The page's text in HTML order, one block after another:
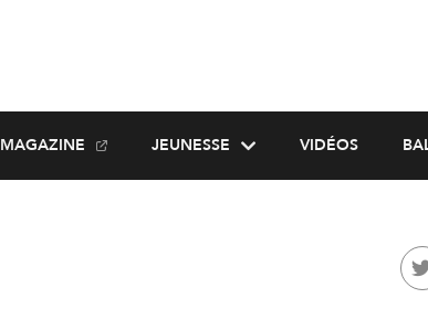
MAGAZINE JEUNESSE VIDÉOS